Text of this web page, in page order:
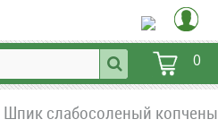
0
Шпик слабосоленый